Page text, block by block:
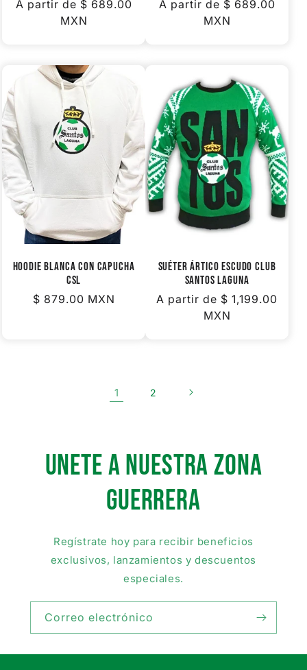
Precio
A partir de $ 689.00
MXN
Precio
A partir de $ 689.00
MXN
HOODIE BLANCA CON CAPUCHA
CSL
Precio
$ 879.00 MXN
SUÉTER ÁRTICO ESCUDO CLUB
SANTOS LAGUNA
Precio
A partir de $ 1,199.00
MXN
1 2
UNETE A NUESTRA ZONA
GUERRera
Regístrate hoy para recibir beneficios
exclusivos, lanzamientos y descuentos
especiales.
Correo electrónico